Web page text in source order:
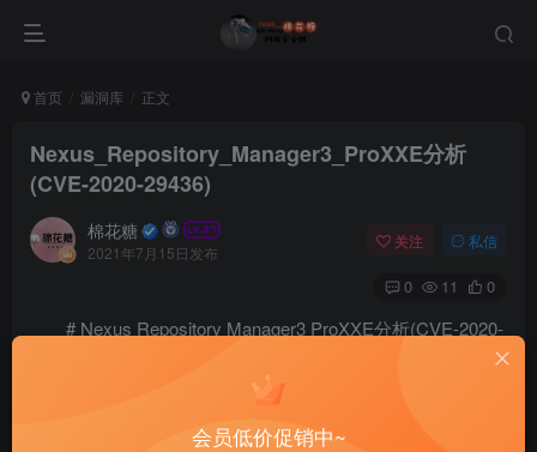
首页 漏洞库 正文
Nexus_Repository_Manager3_ProXXE分析
(CVE-2020-29436)
棉花糖
2021年7月15日发布
关注 私信
0 11 0
# Nexus Repository Manager3 ProXXE分析(CVE-2020-
**作者：r00t4dm@Cloud-Penetrating Arrow Lab &
会员低价促销中~